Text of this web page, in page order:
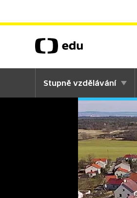
Stupně vzdělávání